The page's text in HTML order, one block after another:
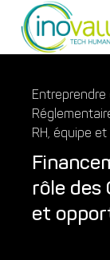
RH, équipe
rôle des
et